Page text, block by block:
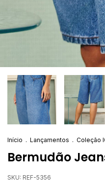
Início . Lançamentos . Coleção
Bermudão
SKU: REF-5356